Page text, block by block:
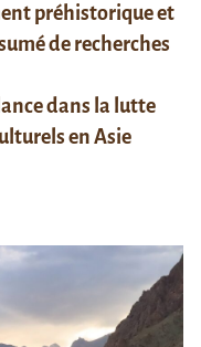
préhistorique et
de recherches
dans la lutte
en Asie